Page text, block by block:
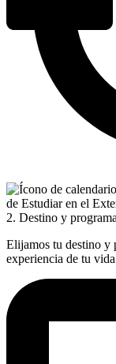
2. Destino y programa
Elijamos tu destino y
experiencia de tu